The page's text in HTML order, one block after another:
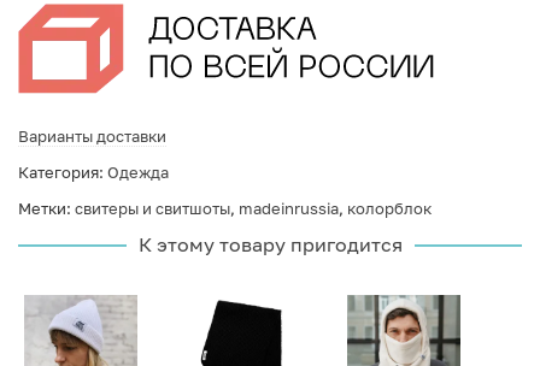
Варианты доставки
Категория: Одежда
Метки: свитеры и свитшоты, madeinrussia, колорблок
К этому товару пригодится